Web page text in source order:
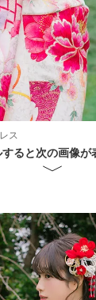
ス
ると次の画像が